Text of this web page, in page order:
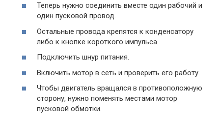
Теперь нужно соединить вместе один рабочий и
один пусковой провод.
Остальные провода крепятся к конденсатору
либо к кнопке короткого импульса.
Подключить шнур питания.
Включить мотор в сеть и проверить его работу.
Чтобы двигатель вращался в противоположную
сторону, нужно поменять местами мотор
пусковой обмотки.